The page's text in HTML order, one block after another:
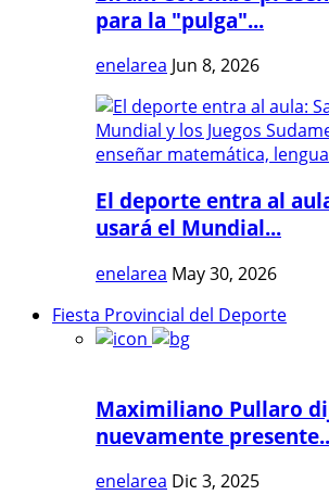
para la "pulga"...
enelarea Jun 8, 2026
El deporte entra al
usará el Mundial...
enelarea May 30, 2026
Fiesta Provincial del Deporte
Maximiliano Pullaro
nuevamente
enelarea Dic 3, 2025